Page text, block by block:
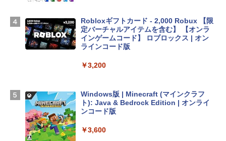
ームカメラ、日本語キーボード、Touch I
D - シルバー
￥261,414
SSD インテル Core 5
￥129,800
Robloxギフトカード - 2,000 Robux 【限
定バーチャルアイテムを含む】 【オンラ
インゲームコード】 ロブロックス | オン
ラインコード版
￥3,200
Windows版 | Minecraft (マインクラフ
ト): Java & Bedrock Edition | オンライ
ンコード版
￥3,600